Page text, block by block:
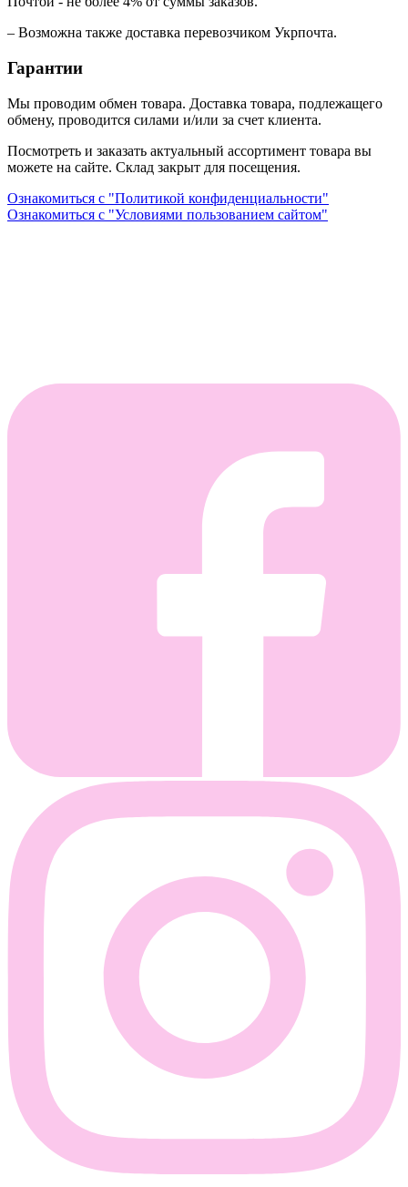
– Возможна также доставка перевозчиком Укрпочта.
Гарантии
Мы проводим обмен товара. Доставка товара, подлежащего
обмену, проводится силами и/или за счет клиента.
Посмотреть и заказать актуальный ассортимент товара вы
можете на сайте. Склад закрыт для посещения.
Ознакомиться с "Политикой конфиденциальности"
Ознакомиться с "Условиями пользованием сайтом"